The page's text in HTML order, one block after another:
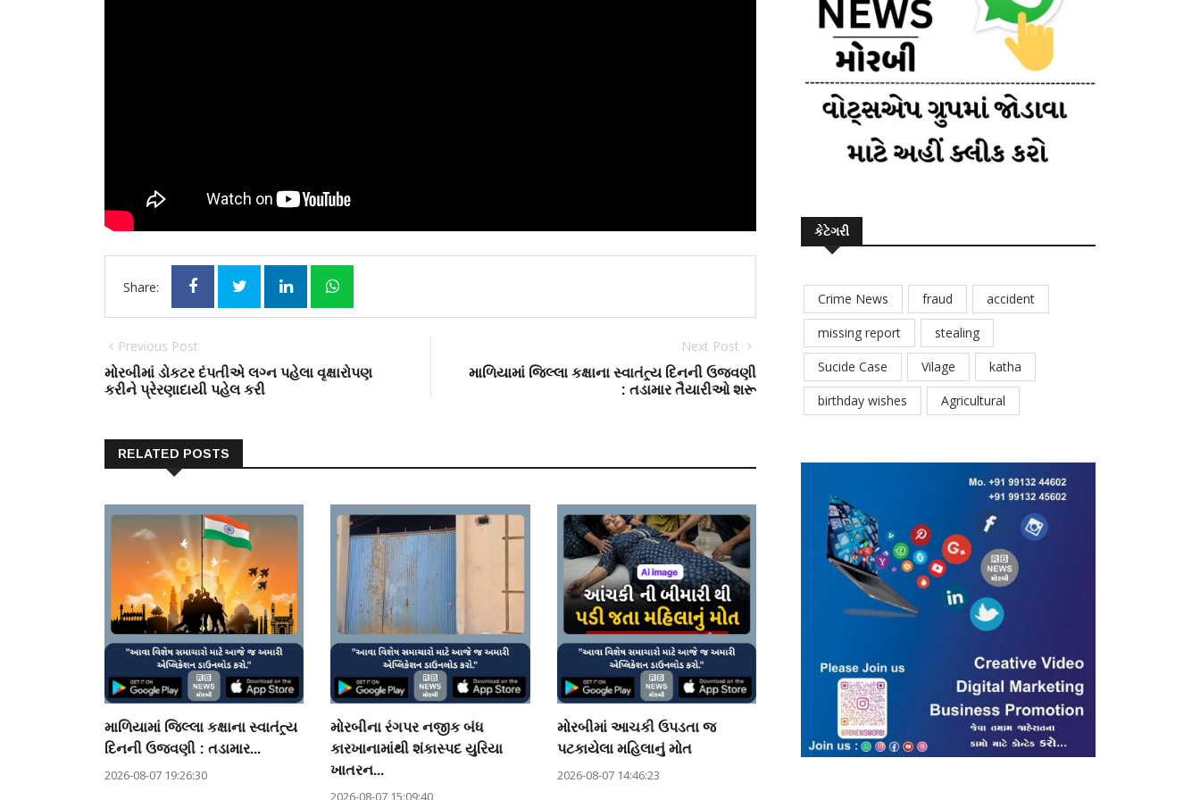
Share:
Previous Post
મોરબીમાં ડોકટર દંપતીએ લગ્ન પહેલા વૃક્ષારોપણ
કરીને પ્રેરણાદાયી પહેલ કરી
Next Post
માળિયામાં જિલ્લા કક્ષાના સ્વાતંત્ર્ય દિનની ઉજવણી
: તડામાર તૈયારીઓ શરૂ
RELATED POSTS
માળિયામાં જિલ્લા કક્ષાના સ્વાતંત્ર્ય
દિનની ઉજવણી : તડામાર...
2026-08-07 19:26:30
મોરબીના રંગપર નજીક બંધ
કારખાનામાંથી શંકાસ્પદ યુરિયા
ખાતરન...
2026-08-07 15:09:40
મોરબીમાં આચકી ઉપડતા જ
પટકાયેલા મહિલાનું મોત
2026-08-07 14:46:23
કેટેગરી
Crime News fraud
accident
missing report
stealing
Sucide Case
Vilage
katha
birthday wishes
Agricultural